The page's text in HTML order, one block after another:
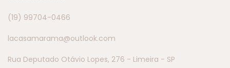
(19) 99704-0466
lacasamarama@outlook.com
Rua Deputado Otávio Lopes, 276 - Limeira - SP